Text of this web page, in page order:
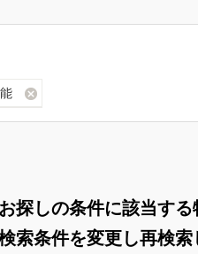
お探しの条件に該当する
索条件を変更し再検索